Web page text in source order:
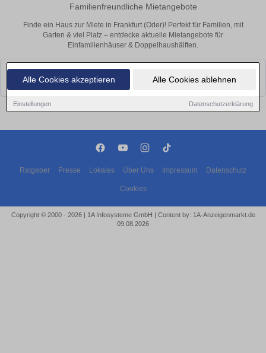
Alle Cookies akzeptieren Alle Cookies ablehnen
Einstellungen Datenschutzerklärung
Familienfreundliche Mietangebote
Finde ein Haus zur Miete in Frankfurt (Oder)! Perfekt für Familien, mit
Garten & viel Platz – entdecke aktuelle Mietangebote für
Einfamilienhäuser & Doppelhaushälften.
Leider konnten wir derzeit keine passenden Objekte finden. Schauen Sie
bald wieder vorbei!
Ratgeber Presse Lokales Über Uns Impressum Datenschutz
Cookies
Copyright © 2000 - 2026 | 1A Infosysteme GmbH | Content by: 1A-Anzeigenmarkt.de
09.08.2026